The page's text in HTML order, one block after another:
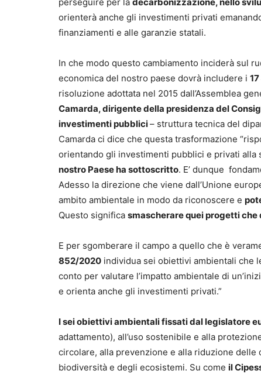
orienterà anche gli investimenti privati
finanziamenti e alle garanzie statali.
In che modo questo cambiamento inciderà sul
economica del nostro paese dovrà includere i
risoluzione adottata nel 2015 dall’Assemblea
Camarda, dirigente della presidenza del
investimenti pubblici– struttura tecnica del
Camarda ci dice che questa trasformazione
orientando gli investimenti pubblici e privati alla
nostro Paese ha sottoscritto. E’ dunque
Adesso la direzione che viene dall’Unione
ambito ambientale in modo da riconoscere e
Questo significa smascherare quei progetti che
E per sgomberare il campo a quello che è
852/2020 individua sei obiettivi ambientali che
conto per valutare l’impatto ambientale di
e orienta anche gli investimenti privati.”
I sei obiettivi ambientali fissati dal legislatore
adattamento), all’uso sostenibile e alla
circolare, alla prevenzione e alla riduzione
biodiversità e degli ecosistemi. Su come il